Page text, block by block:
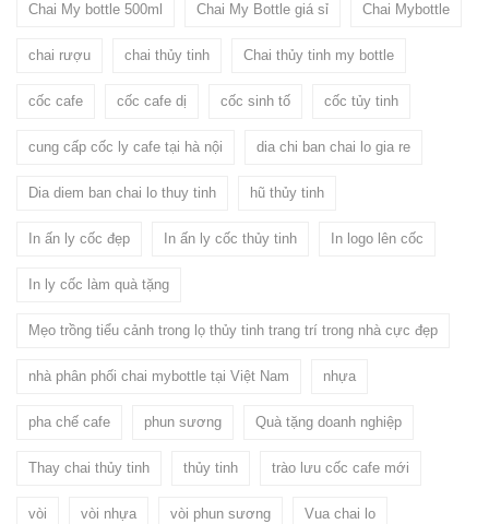
Chai My bottle 500ml Chai My Bottle giá sỉ Chai Mybottle
chai rượu chai thủy tinh Chai thủy tinh my bottle
cốc cafe cốc cafe dị cốc sinh tố cốc tủy tinh
cung cấp cốc ly cafe tại hà nội dia chi ban chai lo gia re
Dia diem ban chai lo thuy tinh hũ thủy tinh
In ấn ly cốc đẹp In ấn ly cốc thủy tinh In logo lên cốc
In ly cốc làm quà tặng
Mẹo trồng tiểu cảnh trong lọ thủy tinh trang trí trong nhà cực đẹp
nhà phân phối chai mybottle tại Việt Nam nhựa
pha chế cafe phun sương Quà tặng doanh nghiệp
Thay chai thủy tinh thủy tinh trào lưu cốc cafe mới
vòi vòi nhựa vòi phun sương Vua chai lo